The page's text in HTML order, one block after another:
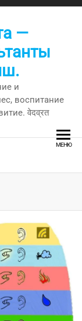
—
и
воспитание
वेदव्रत
МЕНЮ